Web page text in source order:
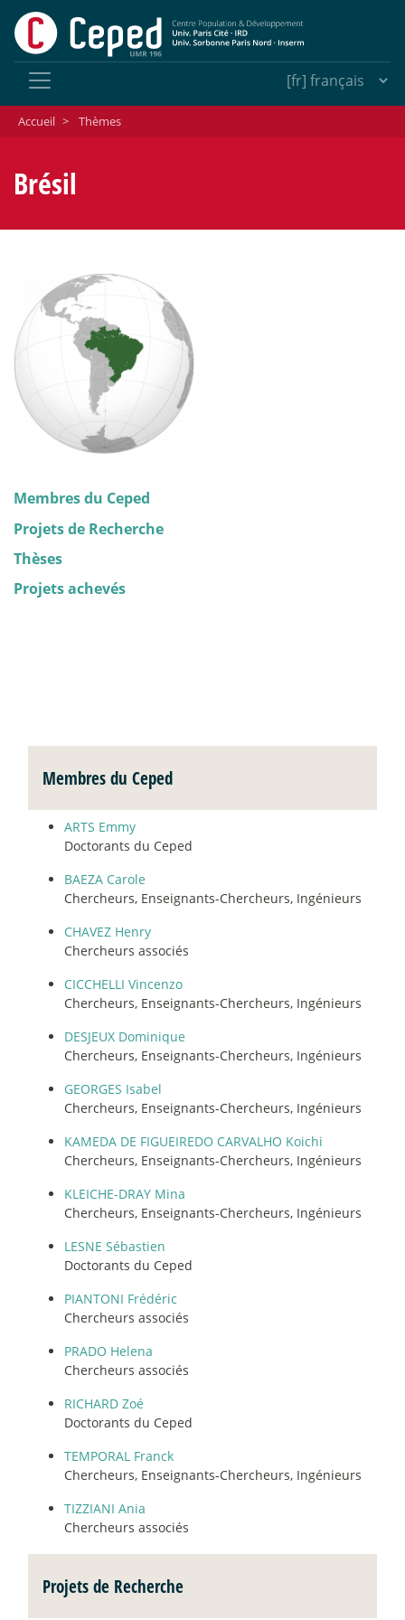
Accueil > Thèmes
Brésil
Membres du Ceped
Projets de Recherche
Thèses
Projets achevés
Membres du Ceped
ARTS Emmy
Doctorants du Ceped
BAEZA Carole
Chercheurs, Enseignants-Chercheurs, Ingénieurs
CHAVEZ Henry
Chercheurs associés
CICCHELLI Vincenzo
Chercheurs, Enseignants-Chercheurs, Ingénieurs
DESJEUX Dominique
Chercheurs, Enseignants-Chercheurs, Ingénieurs
GEORGES Isabel
Chercheurs, Enseignants-Chercheurs, Ingénieurs
KAMEDA DE FIGUEIREDO CARVALHO Koichi
Chercheurs, Enseignants-Chercheurs, Ingénieurs
KLEICHE-DRAY Mina
Chercheurs, Enseignants-Chercheurs, Ingénieurs
LESNE Sébastien
Doctorants du Ceped
PIANTONI Frédéric
Chercheurs associés
PRADO Helena
Chercheurs associés
RICHARD Zoé
Doctorants du Ceped
TEMPORAL Franck
Chercheurs, Enseignants-Chercheurs, Ingénieurs
TIZZIANI Ania
Chercheurs associés
Projets de Recherche